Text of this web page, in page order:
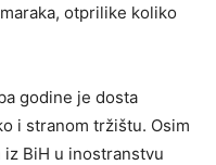
otprilike koliko
godine je dosta
i stranom tržištu. Osim
BiH u inostranstvu